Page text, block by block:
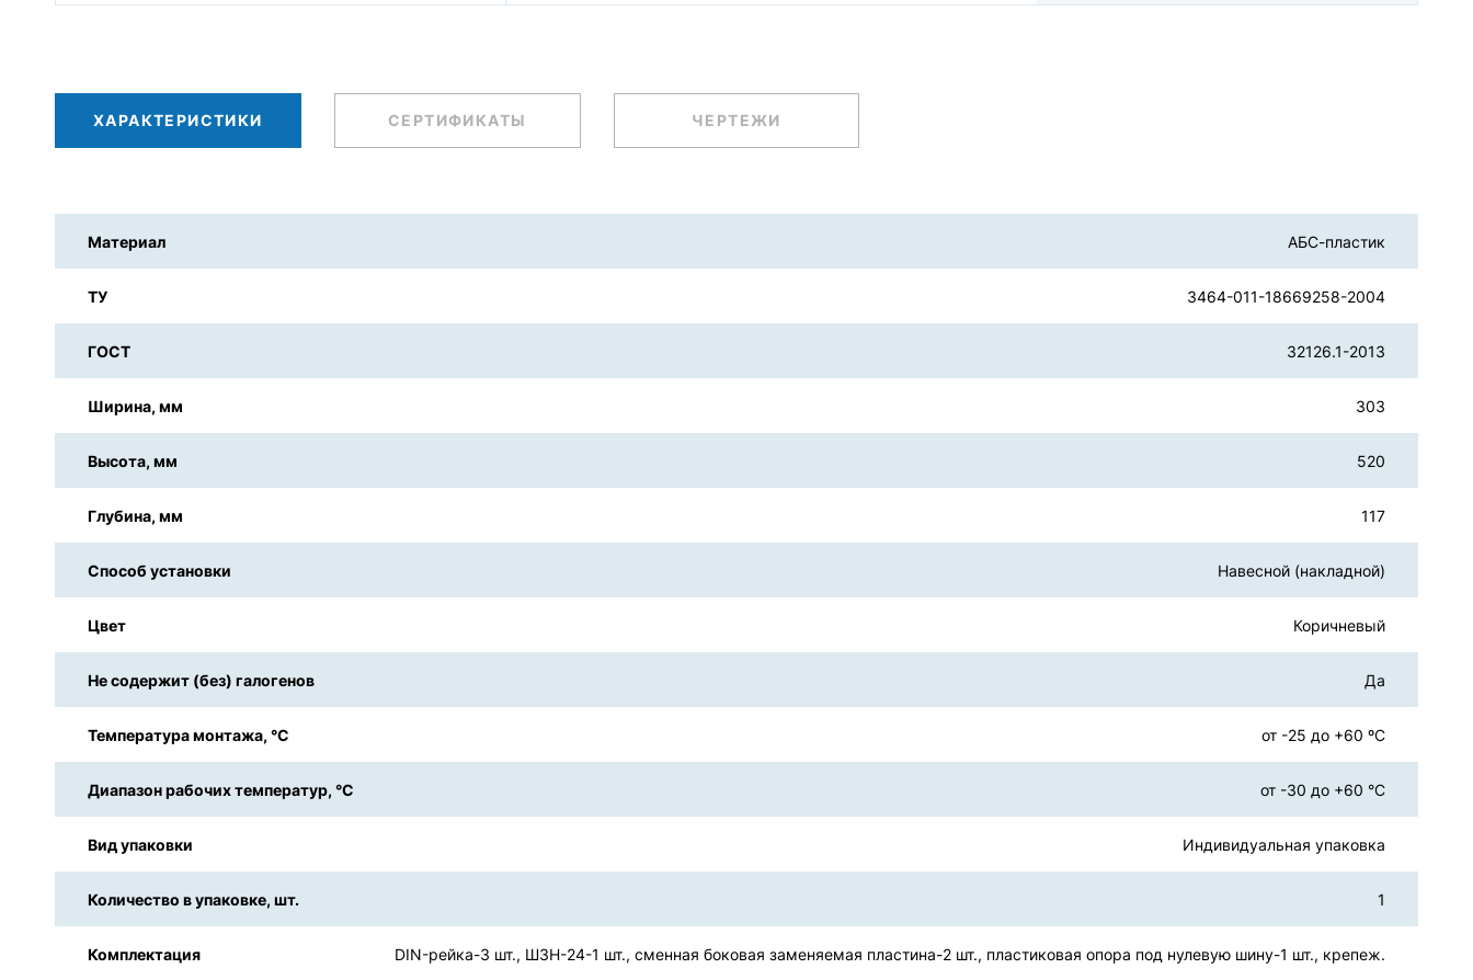
ХАРАКТЕРИСТИКИ СЕРТИФИКАТЫ ЧЕРТЕЖИ
Материал АБС-пластик
ТУ 3464-011-18669258-2004
ГОСТ 32126.1-2013
Ширина, мм 303
Высота, мм 520
Глубина, мм 117
Способ установки Навесной (накладной)
Цвет Коричневый
Не содержит (без) галогенов Да
Температура монтажа, °С от -25 до +60 ºС
Диапазон рабочих температур, °С от -30 до +60 °С
Вид упаковки Индивидуальная упаковка
Количество в упаковке, шт. 1
Комплектация DIN-рейка-3 шт., ШЗН-24-1 шт., сменная боковая заменяемая пластина-2 шт., пластиковая опора под нулевую шину-1 шт., крепеж.